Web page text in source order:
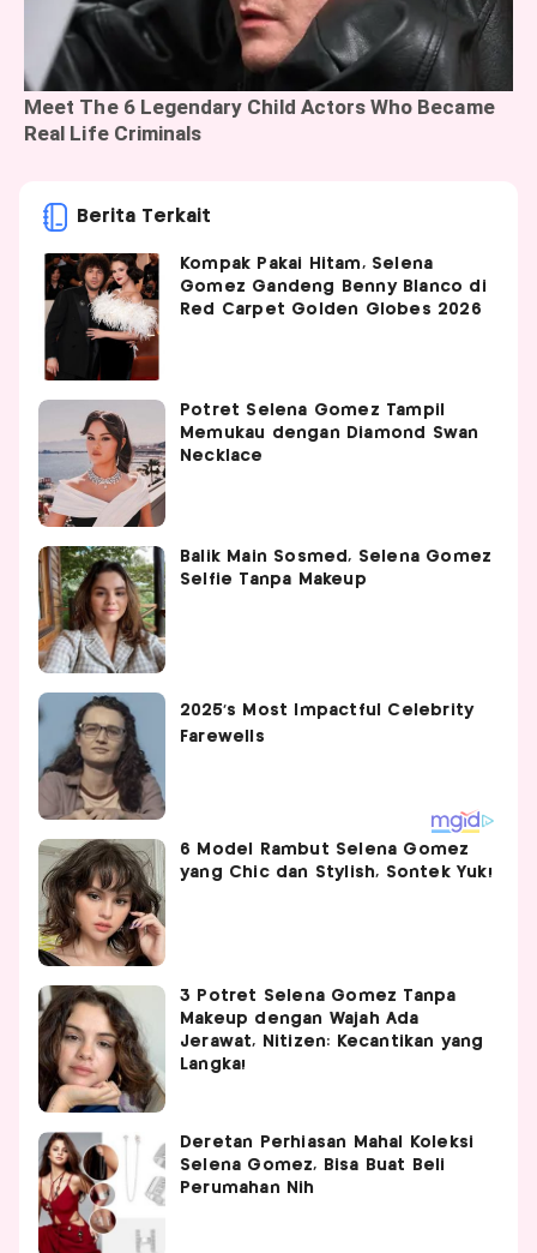
Berita Terkait
Kompak Pakai Hitam, Selena
Gomez Gandeng Benny Blanco di
Red Carpet Golden Globes 2026
Potret Selena Gomez Tampil
Memukau dengan Diamond Swan
Necklace
Balik Main Sosmed, Selena Gomez
Selfie Tanpa Makeup
6 Model Rambut Selena Gomez
yang Chic dan Stylish, Sontek Yuk!
3 Potret Selena Gomez Tanpa
Makeup dengan Wajah Ada
Jerawat, Nitizen: Kecantikan yang
Langka!
Deretan Perhiasan Mahal Koleksi
Selena Gomez, Bisa Buat Beli
Perumahan Nih